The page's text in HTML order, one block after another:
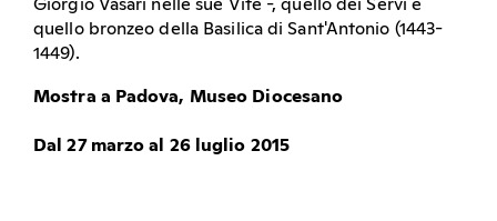
Giorgio Vasari nelle sue Vite -, quello dei Servi e
quello bronzeo della Basilica di Sant'Antonio (1443-
1449).
Mostra a Padova, Museo Diocesano
Dal 27 marzo al 26 luglio 2015